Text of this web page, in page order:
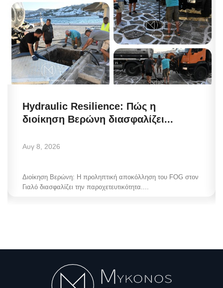
Hydraulic Resilience: Πώς η
διοίκηση Βερώνη διασφαλίζει...
Αυγ 8, 2026
Διοίκηση Βερώνη: Η προληπτική αποκόλληση του FOG στον
Γιαλό διασφαλίζει την παροχετευτικότητα....